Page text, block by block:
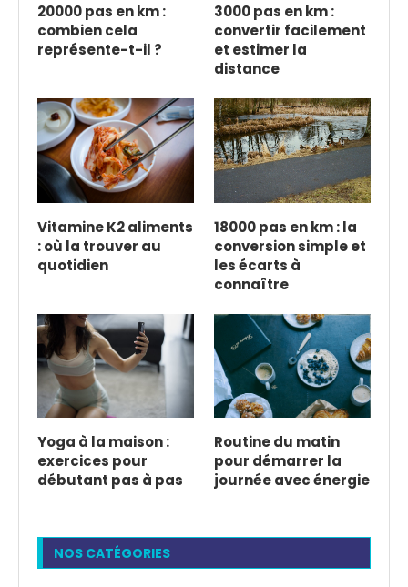
20000 pas en km :
combien cela
représente-t-il ?
3000 pas en km :
convertir facilement
et estimer la
distance
Vitamine K2 aliments
: où la trouver au
quotidien
18000 pas en km : la
conversion simple et
les écarts à
connaître
Yoga à la maison :
exercices pour
débutant pas à pas
Routine du matin
pour démarrer la
journée avec énergie
NOS CATÉGORIES